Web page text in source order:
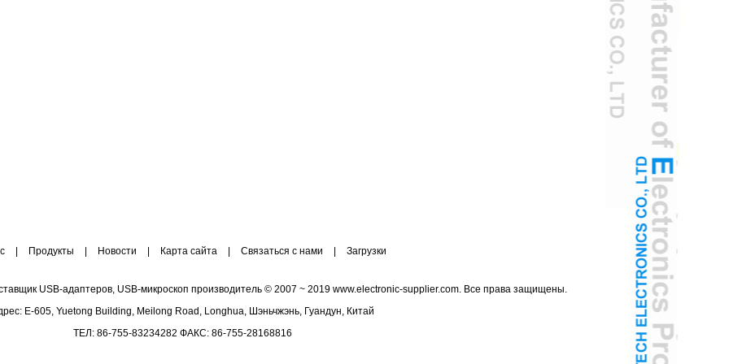
Продукты Новости Карта сайта Связаться с нами Загрузки
USB-адаптеров, USB-микроскоп производитель © 2007 ~ 2019 www.electronic-supplier.com. Все права защищены.
E-605, Yuetong Building, Meilong Road, Longhua, Шэньчжэнь, Гуандун, Китай
ТЕЛ: 86-755-83234282 ФАКС: 86-755-28168816